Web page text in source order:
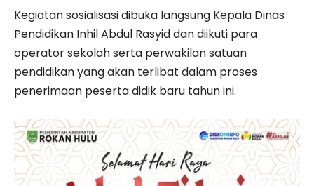
Kegiatan sosialisasi dibuka langsung Kepala Dinas
Pendidikan Inhil Abdul Rasyid dan diikuti para
operator sekolah serta perwakilan satuan
pendidikan yang akan terlibat dalam proses
penerimaan peserta didik baru tahun ini.